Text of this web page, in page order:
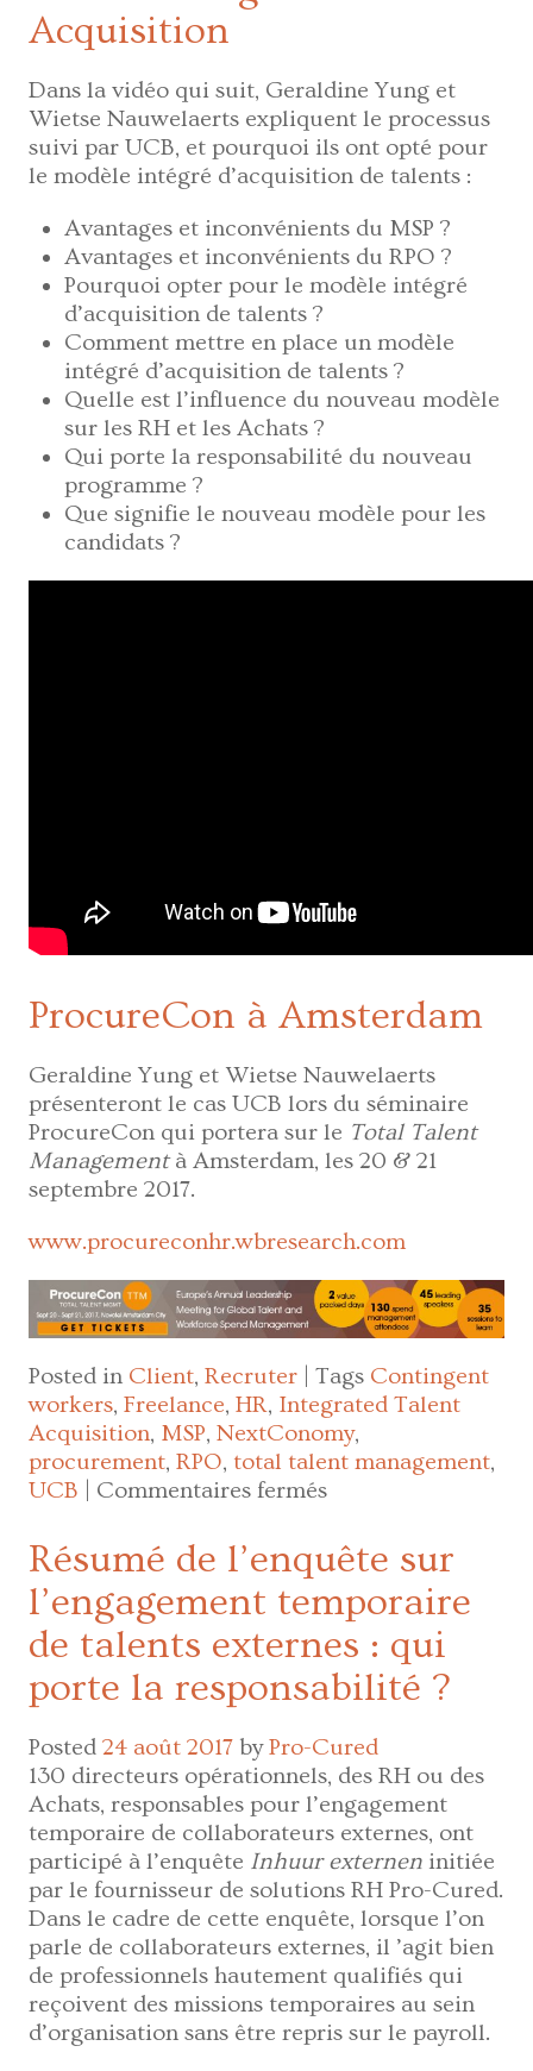
Acquisition
Dans la vidéo qui suit, Geraldine Yung et
Wietse Nauwelaerts expliquent le processus
suivi par UCB, et pourquoi ils ont opté pour
le modèle intégré d’acquisition de talents :
Avantages et inconvénients du MSP ?
Avantages et inconvénients du RPO ?
Pourquoi opter pour le modèle intégré
d’acquisition de talents ?
Comment mettre en place un modèle
intégré d’acquisition de talents ?
Quelle est l’influence du nouveau modèle
sur les RH et les Achats ?
Qui porte la responsabilité du nouveau
programme ?
Que signifie le nouveau modèle pour les
candidats ?
ProcureCon à Amsterdam
Geraldine Yung et Wietse Nauwelaerts
présenteront le cas UCB lors du séminaire
ProcureCon qui portera sur le Total Talent
Managementà Amsterdam, les 20 & 21
septembre 2017.
www.procureconhr.wbresearch.com
Posted in Client,Recruter Tags Contingent
workers,Freelance,HR, Integrated Talent
Acquisition, MSP,NextConomy,
procurement,RPO, total talent management,
UCB
Commentaires ferméssur
et
le
modèle
intégré
de
’Talent
Résumé de l’enquête sur
l’engagement temporaire
de talents externes : qui
porte la responsabilité ?
Posted 24 août 2017 by Pro-Cured
130 directeurs opérationnels, des RH ou des
Achats, responsables pour l’engagement
temporaire de collaborateurs externes, ont
participé à l’enquête Inhuur externen initiée
par le fournisseur de solutions RH Pro-Cured.
Dans le cadre de cette enquête, lorsque l’on
parle de collaborateurs externes, il ’agit bien
de professionnels hautement qualifiés qui
reçoivent des missions temporaires au sein
d’organisation sans être repris sur le payroll.